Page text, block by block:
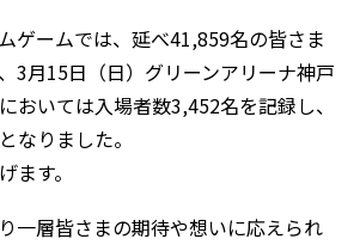
ゲームでは、延べ41,859名の皆さま
3月15日（日）グリーンアリーナ神戸
おいては入場者数3,452名を記録し、
なりました。
ます。
一層皆さまの期待や想いに応えられ